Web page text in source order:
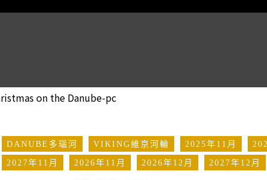
DANUBE多瑙河 VIKING維京河輪 2025年11月
2027年11月
2026年11月 2026年12月 2027年12月